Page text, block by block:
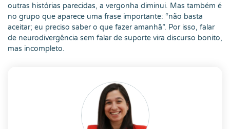
outras histórias parecidas, a vergonha diminui. Mas também é
no grupo que aparece uma frase importante: “não basta
aceitar; eu preciso saber o que fazer amanhã”. Por isso, falar
de neurodivergência sem falar de suporte vira discurso bonito,
mas incompleto.